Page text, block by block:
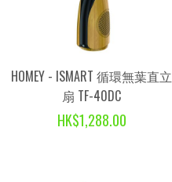
HOMEY - ISMART 循環無葉直立
扇 TF-40DC
HK$1,288.00